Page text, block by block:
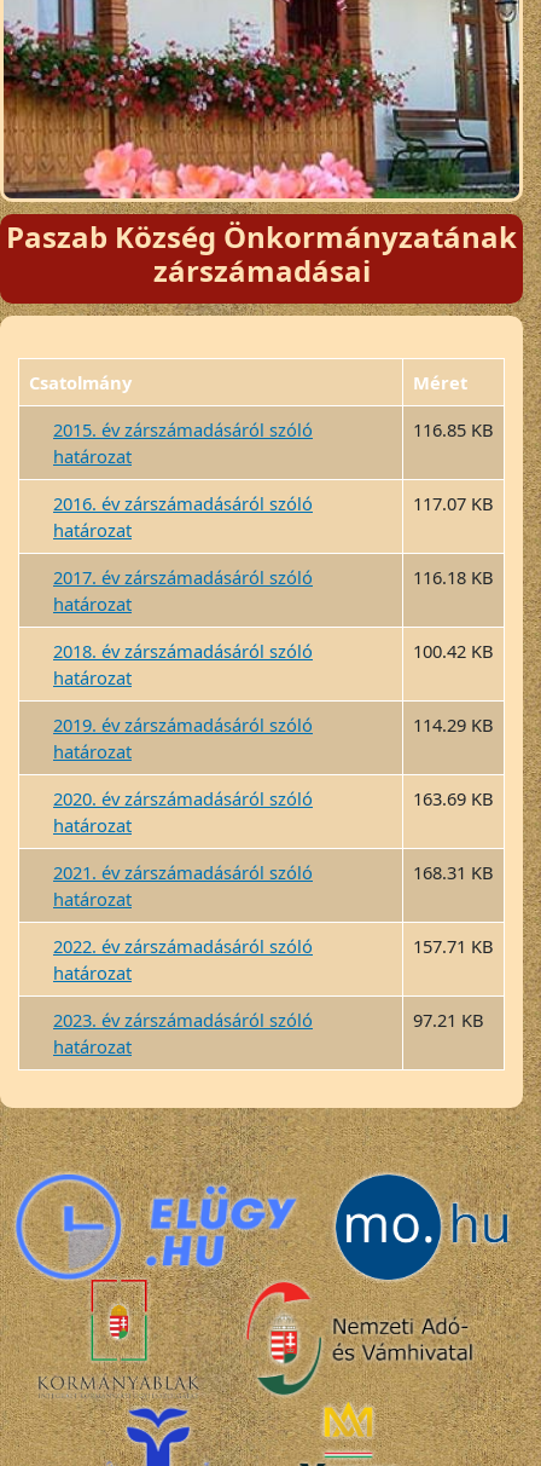
Paszab Község Önkormányzatának
zárszámadásai
Csatolmány
Méret
2015. év zárszámadásáról szóló
határozat
116.85 KB
2016. év zárszámadásáról szóló
határozat
117.07 KB
2017. év zárszámadásáról szóló
határozat
116.18 KB
2018. év zárszámadásáról szóló
határozat
100.42 KB
2019. év zárszámadásáról szóló
határozat
114.29 KB
2020. év zárszámadásáról szóló
határozat
163.69 KB
2021. év zárszámadásáról szóló
határozat
168.31 KB
2022. év zárszámadásáról szóló
határozat
157.71 KB
2023. év zárszámadásáról szóló
határozat
97.21 KB